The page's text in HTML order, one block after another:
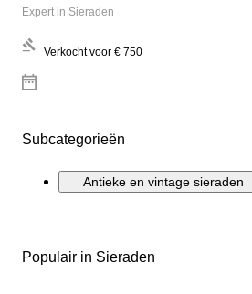
Expert in Sieraden
Verkocht voor € 750
Subcategorieën
Antieke en vintage sieraden
Populair in Sieraden